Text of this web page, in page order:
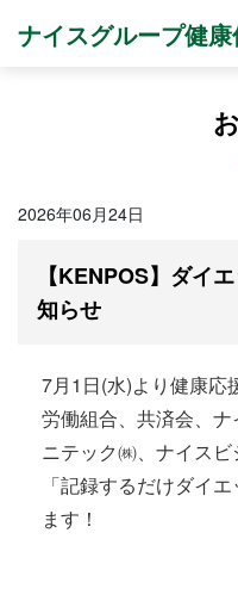
ナイスグループ健
2026年06月24日
【KENPOS】ダイ
知らせ
7月1日(水)より健康応
労働組合、共済会、
ニテック㈱、ナイス
「記録するだけダイ
ます！